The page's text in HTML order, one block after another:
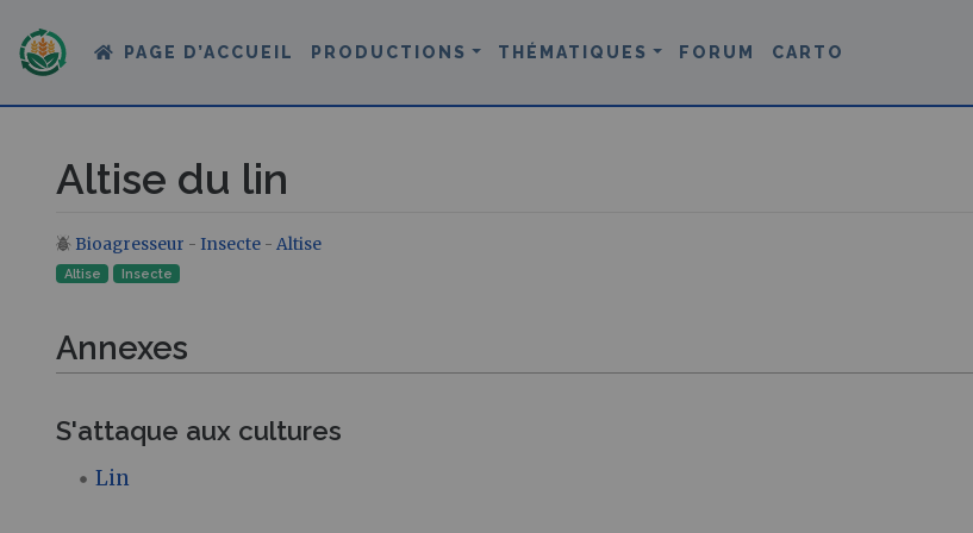
PAGE D’ACCUEIL PRODUCTIONS THÉMATIQUES FORUM CARTO
Altise du lin
Aller à :navigation,rechercher
Bioagresseur - Insecte - Altise
Altise Insecte‎
Annexes
S'attaque aux cultures
Lin